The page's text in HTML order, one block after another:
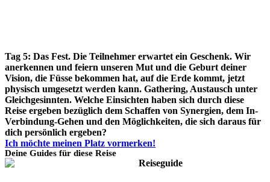
Tag 5: Das Fest. Die Teilnehmer erwartet ein Geschenk. Wir
anerkennen und feiern unseren Mut und die Geburt deiner
Vision, die Füsse bekommen hat, auf die Erde kommt, jetzt
physisch umgesetzt werden kann. Gathering, Austausch unter
Gleichgesinnten. Welche Einsichten haben sich durch diese
Reise ergeben bezüglich dem Schaffen von Synergien, dem In-
Verbindung-Gehen und den Möglichkeiten, die sich daraus für
dich persönlich ergeben?
Ich möchte meinen Platz vormerken!
Deine Guides für diese Reise